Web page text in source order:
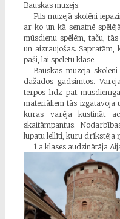
Bauskas muzejs.
Pils muzejā skolēni
ar ko un kā senatnē
mūsdienu spēlēm, taču,
un aizraujošas. Sapratām,
paši, lai spēlētu klasē.
Bauskas muzejā
dažādos gadsimtos.
tērpos līdz pat
materiāliem tās izgatavoja
kuras varēja kustināt
skaitāmpantus.
lupatu lellīti, kuru drīkstēja
1.a klases audzinātāja